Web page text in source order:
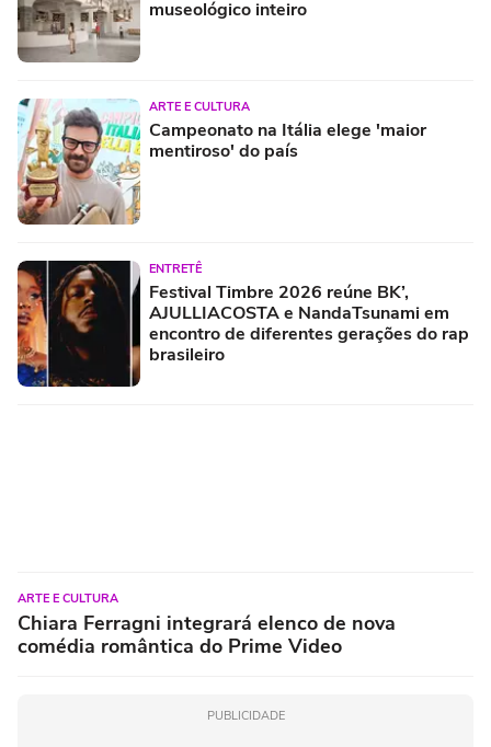
museológico inteiro
ARTE E CULTURA
Campeonato na Itália elege 'maior
mentiroso' do país
ENTRETÊ
Festival Timbre 2026 reúne BK’,
AJULLIACOSTA e NandaTsunami em
encontro de diferentes gerações do rap
brasileiro
ARTE E CULTURA
Chiara Ferragni integrará elenco de nova
comédia romântica do Prime Video
PUBLICIDADE